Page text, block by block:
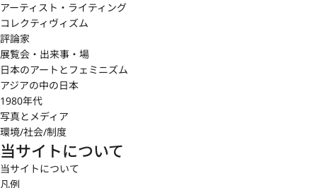
アーティスト・ライティング
コレクティヴィズム
評論家
展覧会・出来事・場
日本のアートとフェミニズム
アジアの中の日本
1980年代
写真とメディア
環境/社会/制度
当サイトについて
当サイトについて
凡例